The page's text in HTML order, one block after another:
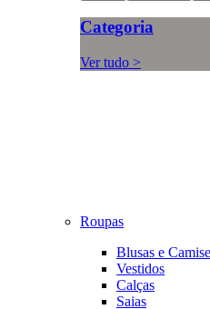
Categoria
Ver tudo >
Roupas
Blusas e
Vestidos
Calças
Saias